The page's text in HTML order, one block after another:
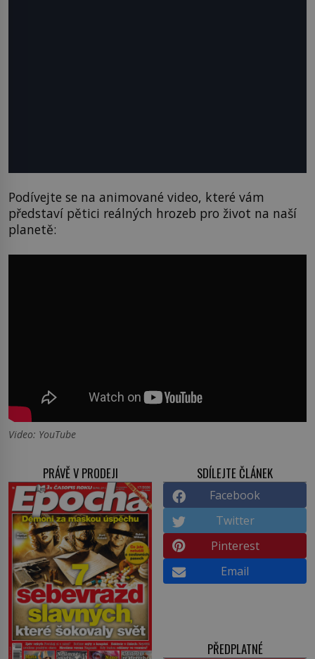
Podívejte se na animované video, které vám
představí pětici reálných hrozeb pro život na naší
planetě:
Video: YouTube
PRÁVĚ V PRODEJI SDÍLEJTE ČLÁNEK
Facebook
Twitter
Pinterest
Email
PŘEDPLATNÉ